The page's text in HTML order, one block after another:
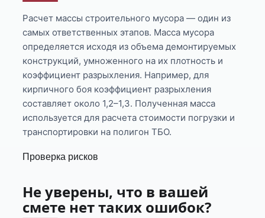
Расчет массы строительного мусора — один из
самых ответственных этапов. Масса мусора
определяется исходя из объема демонтируемых
конструкций, умноженного на их плотность и
коэффициент разрыхления. Например, для
кирпичного боя коэффициент разрыхления
составляет около 1,2–1,3. Полученная масса
используется для расчета стоимости погрузки и
транспортировки на полигон ТБО.
Проверка рисков
Не уверены, что в вашей
смете нет таких ошибок?